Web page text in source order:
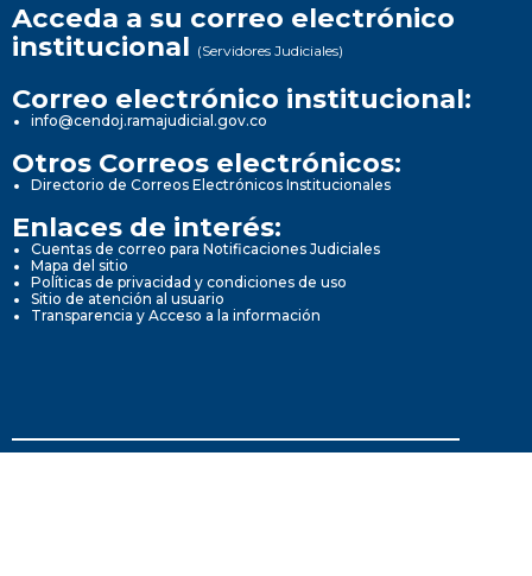
Acceda a su correo electrónico
institucional (Servidores Judiciales)
Correo electrónico institucional:
info@cendoj.ramajudicial.gov.co
Otros Correos electrónicos:
Directorio de Correos Electrónicos Institucionales
Enlaces de interés:
Cuentas de correo para Notificaciones Judiciales
Mapa del sitio
Políticas de privacidad y condiciones de uso
Sitio de atención al usuario
Transparencia y Acceso a la información